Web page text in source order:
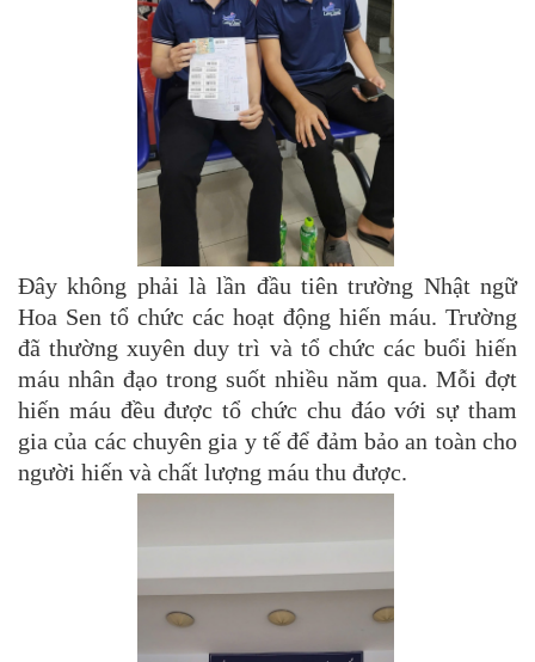
Đây không phải là lần đầu tiên trường Nhật ngữ
Hoa Sen tổ chức các hoạt động hiến máu. Trường
đã thường xuyên duy trì và tổ chức các buổi hiến
máu nhân đạo trong suốt nhiều năm qua. Mỗi đợt
hiến máu đều được tổ chức chu đáo với sự tham
gia của các chuyên gia y tế để đảm bảo an toàn cho
người hiến và chất lượng máu thu được.